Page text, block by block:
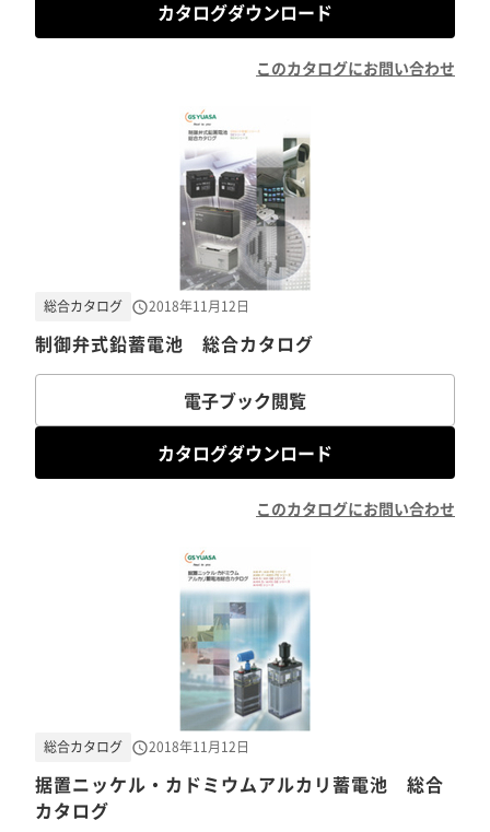
カタログダウンロード
このカタログにお問い合わせ
制御弁式鉛蓄電池 総合カタログ
総合カタログ 2018年11月12日
電子ブック閲覧
カタログダウンロード
このカタログにお問い合わせ
据置ニッケル・カドミウムアルカリ蓄電池 総合
カタログ
総合カタログ 2018年11月12日